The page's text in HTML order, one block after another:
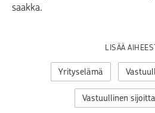
saakka.
LISÄÄ
Yrityselämä
Vastuullinen